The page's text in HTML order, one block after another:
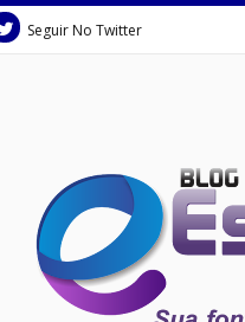
Seguir No Twitter